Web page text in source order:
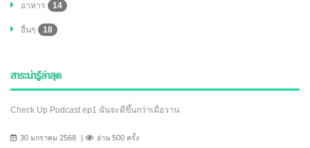
อาหาร 14
อื่นๆ 18
สาระน่ารู้ล่าสุด
Check Up Podcast ep1 ฉันจะดีขึ้นกว่าเมื่อวาน
30 มกราคม 2568 อ่าน 500 ครั้ง